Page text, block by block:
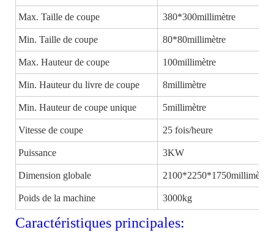
Max. Taille de coupe 380*300millimètre
Min. Taille de coupe 80*80millimètre
Max. Hauteur de coupe 100millimètre
Min. Hauteur du livre de coupe 8millimètre
Min. Hauteur de coupe unique 5millimètre
Vitesse de coupe 25 fois/heure
Puissance 3KW
Dimension globale 2100*2250*1750millimètre
Poids de la machine 3000kg
Caractéristiques principales: